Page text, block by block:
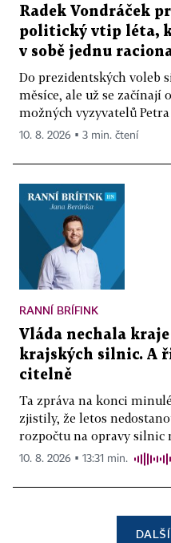
Radek Vondráček
politický vtip léta,
v sobě jednu
Do prezidentských voleb
měsíce, ale už se začínají
možných vyzyvatelů Petra
10. 8. 2026 ▪ 3 min. čtení
RANNÍ BRÍFINK
Vláda nechala kraje
krajských silnic. A
citelně
Ta zpráva na konci
zjistily, že letos
rozpočtu na opravy silnic
10. 8. 2026 ▪ 13:31 min.